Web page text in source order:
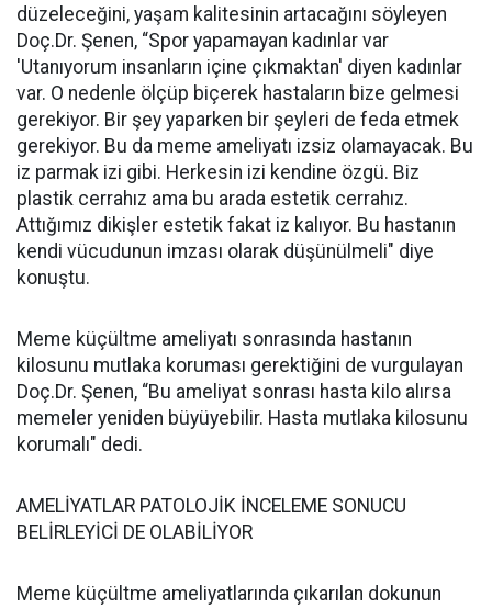
düzeleceğini, yaşam kalitesinin artacağını söyleyen
Doç.Dr. Şenen, “Spor yapamayan kadınlar var
'Utanıyorum insanların içine çıkmaktan' diyen kadınlar
var. O nedenle ölçüp biçerek hastaların bize gelmesi
gerekiyor. Bir şey yaparken bir şeyleri de feda etmek
gerekiyor. Bu da meme ameliyatı izsiz olamayacak. Bu
iz parmak izi gibi. Herkesin izi kendine özgü. Biz
plastik cerrahız ama bu arada estetik cerrahız.
Attığımız dikişler estetik fakat iz kalıyor. Bu hastanın
kendi vücudunun imzası olarak düşünülmeli" diye
konuştu.
Meme küçültme ameliyatı sonrasında hastanın
kilosunu mutlaka koruması gerektiğini de vurgulayan
Doç.Dr. Şenen, “Bu ameliyat sonrası hasta kilo alırsa
memeler yeniden büyüyebilir. Hasta mutlaka kilosunu
korumalı" dedi.
AMELİYATLAR PATOLOJİK İNCELEME SONUCU
BELİRLEYİCİ DE OLABİLİYOR
Meme küçültme ameliyatlarında çıkarılan dokunun